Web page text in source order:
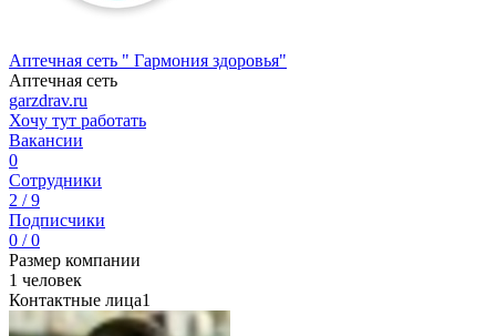
Аптечная сеть " Гармония здоровья"
Аптечная сеть
garzdrav.ru
Хочу тут работать
Вакансии
0
Сотрудники
2 / 9
Подписчики
0 / 0
Размер компании
1 человек
Контактные лица1